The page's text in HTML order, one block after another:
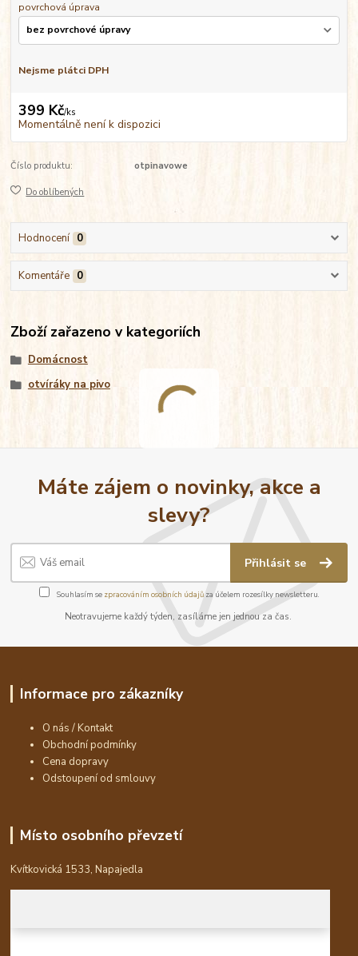
povrchová úprava
Nejsme plátci DPH
399 Kč/ks
Momentálně není k dispozici
Číslo produktu: otpinavowe
Do oblíbených
Hodnocení 0
Komentáře 0
Zboží zařazeno v kategoriích
Domácnost
otvíráky na pivo
Máte zájem o novinky, akce a
slevy?
Přihlásit se
Souhlasím se zpracováním osobních údajůza účelem rozesílky newsletteru.
Neotravujeme každý týden, zasíláme jen jednou za čas.
Informace pro zákazníky
O nás / Kontakt
Obchodní podmínky
Cena dopravy
Odstoupení od smlouvy
Místo osobního převzetí
Kvítkovická 1533, Napajedla